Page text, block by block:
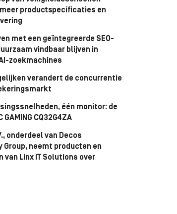
productspecificaties en
met een geïntegreerde SEO-
vindbaar blijven in
zoekmachines
verandert de concurrentie
één monitor: de
GAMING CQ32G4ZA
onderdeel van Decos
Group, neemt producten en
van Linx IT Solutions over